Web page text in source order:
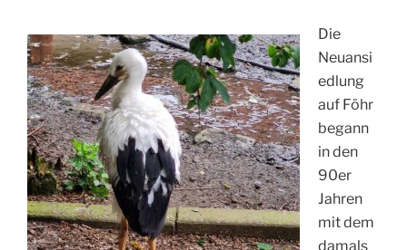
Die
Neuansi
edlung
auf Föhr
begann
in den
90er
Jahren
mit dem
damals